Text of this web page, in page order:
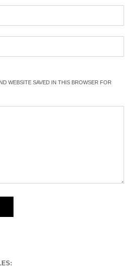
WEBSITE SAVED IN THIS BROWSER FOR